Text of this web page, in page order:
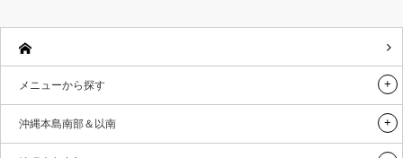
メニューから探す
沖縄本島南部＆以南